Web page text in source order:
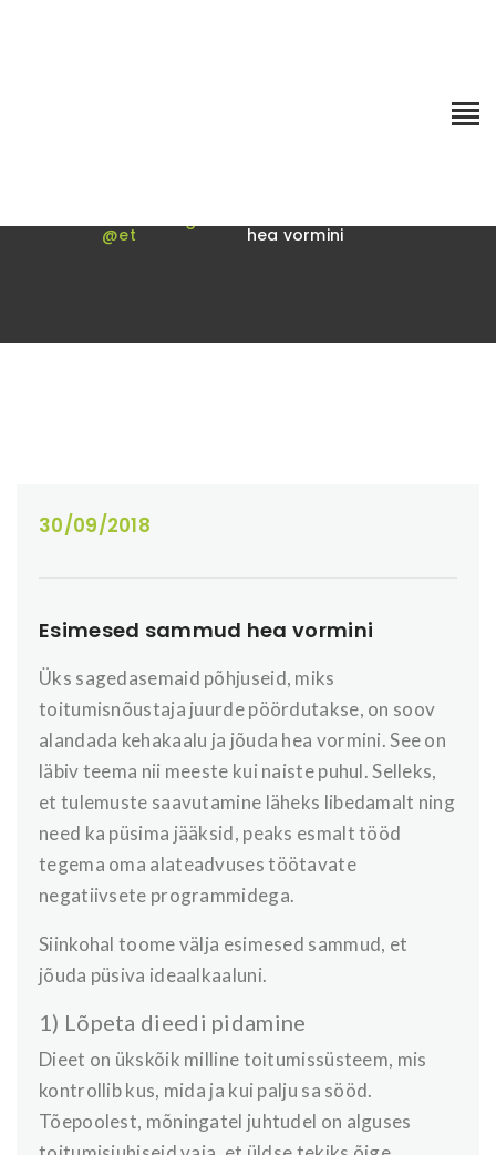
@et hea vormini
30/09/2018
Esimesed sammud hea vormini
Üks sagedasemaid põhjuseid, miks
toitumisnõustaja juurde pöördutakse, on soov
alandada kehakaalu ja jõuda hea vormini. See on
läbiv teema nii meeste kui naiste puhul. Selleks,
et tulemuste saavutamine läheks libedamalt ning
need ka püsima jääksid, peaks esmalt tööd
tegema oma alateadvuses töötavate
negatiivsete programmidega.
Siinkohal toome välja esimesed sammud, et
jõuda püsiva ideaalkaaluni.
1) Lõpeta dieedi pidamine
Dieet on ükskõik milline toitumissüsteem, mis
kontrollib kus, mida ja kui palju sa sööd.
Tõepoolest, mõningatel juhtudel on alguses